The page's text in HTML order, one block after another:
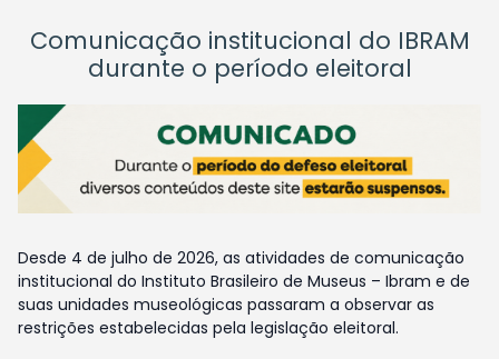
Comunicação institucional do IBRAM
durante o período eleitoral
Desde 4 de julho de 2026, as atividades de comunicação
institucional do Instituto Brasileiro de Museus – Ibram e de
suas unidades museológicas passaram a observar as
restrições estabelecidas pela legislação eleitoral.